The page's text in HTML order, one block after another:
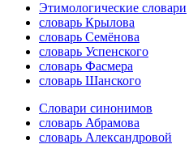
Этимологические словари
словарь Крылова
словарь Семёнова
словарь Успенского
словарь Фасмера
словарь Шанского
Словари синонимов
словарь Абрамова
словарь Александровой